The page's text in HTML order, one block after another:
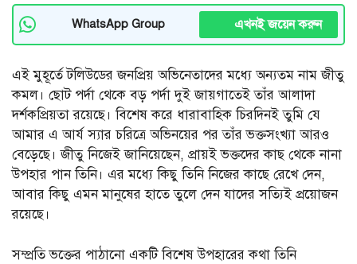
WhatsApp Group এখনই জয়েন করুন
এই মুহূর্তে টলিউডের জনপ্রিয় অভিনেতাদের মধ্যে অন্যতম নাম জীতু
কমল। ছোট পর্দা থেকে বড় পর্দা দুই জায়গাতেই তাঁর আলাদা
দর্শকপ্রিয়তা রয়েছে। বিশেষ করে ধারাবাহিক চিরদিনই তুমি যে
আমার এ আর্য স্যার চরিত্রে অভিনয়ের পর তাঁর ভক্তসংখ্যা আরও
বেড়েছে। জীতু নিজেই জানিয়েছেন, প্রায়ই ভক্তদের কাছ থেকে নানা
উপহার পান তিনি। এর মধ্যে কিছু তিনি নিজের কাছে রেখে দেন,
আবার কিছু এমন মানুষের হাতে তুলে দেন যাদের সত্যিই প্রয়োজন
রয়েছে।
সম্প্রতি ভক্তের পাঠানো একটি বিশেষ উপহারের কথা তিনি